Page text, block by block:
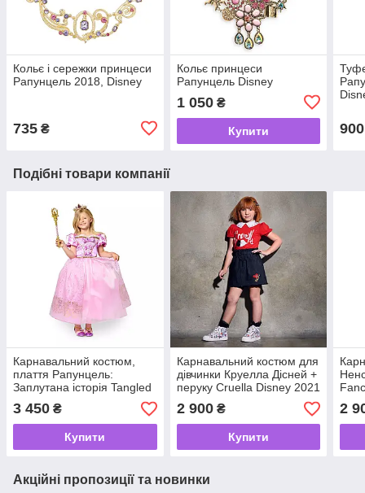
Кольє і сережки принцеси
Рапунцель 2018, Disney
735 ₴
Кольє принцеси
Рапунцель Disney
1 050₴
Купити 900
Подібні товари компанії
Карнавальний костюм,
плаття Рапунцель:
Заплутана історія Tangled
3 450 ₴
Купити
Карнавальний костюм для
дівчинки Круелла Дісней +
перуку Cruella Disney 2021
2 900₴
Купити
2
Акційні пропозиції та новинки